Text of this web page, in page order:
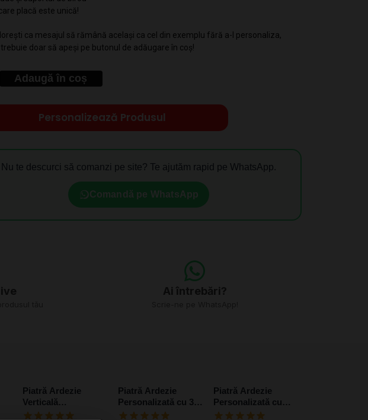
placă este unică!
ca mesajul să rămână același ca cel din exemplu fără a-l personaliza,
doar să apeși pe butonul de adăugare în coș!
Adaugă în coș
Personalizează Produsul
Nu te descurci să comanzi pe site? Te ajutăm rapid pe WhatsApp.
Comandă pe WhatsApp
Ai întrebări?
Piatră Ardezie
Verticală
Personalizată cu o
Piatră Ardezie
Personalizată cu 3
poze – Mesaj pentru
Piatră Ardezie
Personalizată cu
poză și mesaj pentru